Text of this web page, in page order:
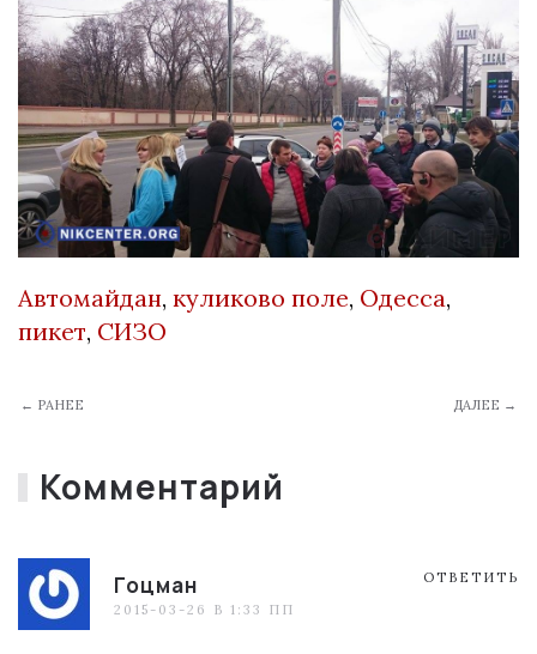
Автомайдан, куликово поле, Одесса,
пикет, СИЗО
← РАНЕЕ ДАЛЕЕ →
Комментарий
Гоцман
2015-03-26 В 1:33 ПП
ОТВЕТИТЬ